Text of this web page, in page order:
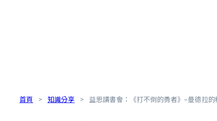
首頁 > 知識分享 > 益思讀書會：《打不倒的勇者》–曼德拉